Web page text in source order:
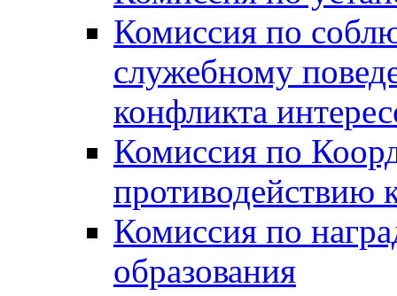
Комиссия по
служебному
конфликта
Комиссия по
противодействию
Комиссия по
образования